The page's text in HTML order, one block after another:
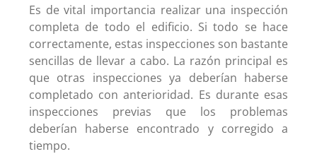
Es de vital importancia realizar una inspección
completa de todo el edificio. Si todo se hace
correctamente, estas inspecciones son bastante
sencillas de llevar a cabo. La razón principal es
que otras inspecciones ya deberían haberse
completado con anterioridad. Es durante esas
inspecciones previas que los problemas
deberían haberse encontrado y corregido a
tiempo.